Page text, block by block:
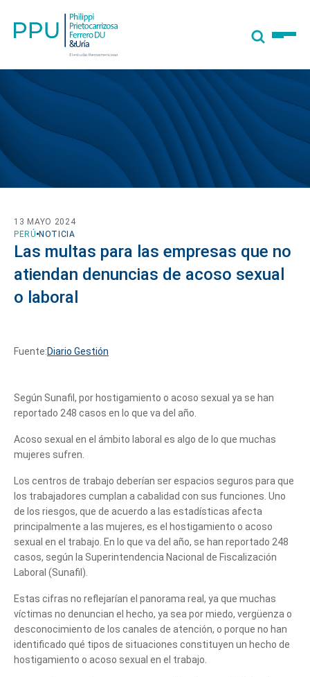
PERÚ NOTICIA
13 MAYO 2024
Las multas para las empresas que no
atiendan denuncias de acoso sexual
o laboral
Fuente:Diario Gestión
Según Sunafil, por hostigamiento o acoso sexual ya se han
reportado 248 casos en lo que va del año.
Acoso sexual en el ámbito laboral es algo de lo que muchas
mujeres sufren.
Los centros de trabajo deberían ser espacios seguros para que
los trabajadores cumplan a cabalidad con sus funciones. Uno
de los riesgos, que de acuerdo a las estadísticas afecta
principalmente a las mujeres, es el hostigamiento o acoso
sexual en el trabajo. En lo que va del año, se han reportado 248
casos, según la Superintendencia Nacional de Fiscalización
Laboral (Sunafil).
Estas cifras no reflejarían el panorama real, ya que muchas
víctimas no denuncian el hecho, ya sea por miedo, vergüenza o
desconocimiento de los canales de atención, o porque no han
identificado qué tipos de situaciones constituyen un hecho de
hostigamiento o acoso sexual en el trabajo.